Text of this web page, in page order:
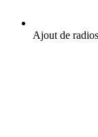
Ajout de